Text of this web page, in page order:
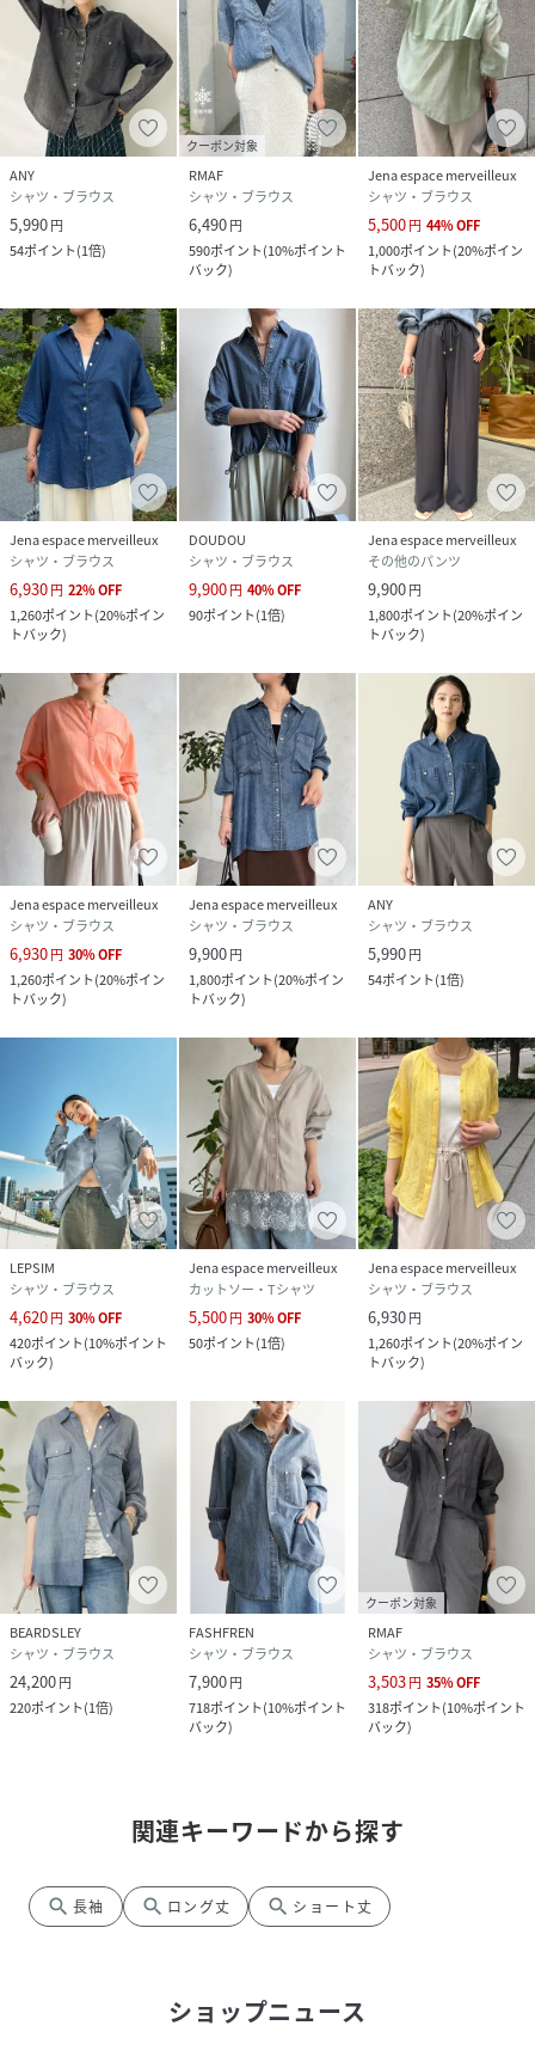
ANY
シャツ・ブラウス
5,990円
54ポイント(1倍)
クーポン対象
RMAF
シャツ・ブラウス
6,490円
590ポイント(10%ポイント
バック)
Jena espace merveilleux
シャツ・ブラウス
5,500円 44%OFF
1,000ポイント(20%ポイン
トバック)
Jena espace merveilleux
シャツ・ブラウス
6,930円 22%OFF
1,260ポイント(20%ポイン
トバック)
DOUDOU
シャツ・ブラウス
9,900円 40%OFF
90ポイント(1倍)
Jena espace merveilleux
その他のパンツ
9,900円
1,800ポイント(20%ポイン
トバック)
Jena espace merveilleux
シャツ・ブラウス
6,930円 30%OFF
1,260ポイント(20%ポイン
トバック)
Jena espace merveilleux
シャツ・ブラウス
9,900円
1,800ポイント(20%ポイン
トバック)
ANY
シャツ・ブラウス
5,990円
54ポイント(1倍)
LEPSIM
シャツ・ブラウス
4,620円 30%OFF
420ポイント(10%ポイント
バック)
Jena espace merveilleux
カットソー・Tシャツ
5,500円 30%OFF
50ポイント(1倍)
Jena espace merveilleux
シャツ・ブラウス
6,930円
1,260ポイント(20%ポイン
トバック)
BEARDSLEY
シャツ・ブラウス
24,200円
220ポイント(1倍)
FASHFREN
シャツ・ブラウス
7,900円
718ポイント(10%ポイント
バック)
クーポン対象
RMAF
シャツ・ブラウス
3,503円 35%OFF
318ポイント(10%ポイント
バック)
関連キーワードから探す
search 長袖 search ロング丈 search ショート丈
ショップニュース